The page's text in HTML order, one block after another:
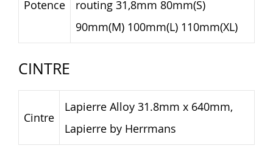
Potence
routing 31,8mm 80mm(S)
90mm(M) 100mm(L) 110mm(XL)
CINTRE
Cintre
Lapierre Alloy 31.8mm x 640mm,
Lapierre by Herrmans